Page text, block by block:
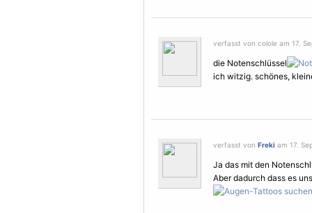
verfasst von colole am 17.
die Notenschlüssel
ich witzig. schönes,
verfasst von Freki am 17.
Ja das mit den
Aber dadurch dass es